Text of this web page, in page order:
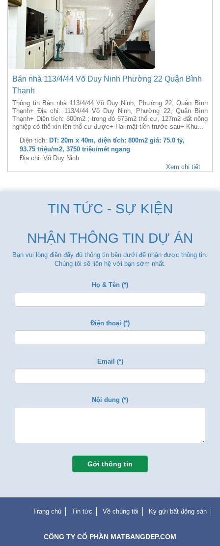
Bán nhà 113/4/44 Võ Duy Ninh Phường 22 Quận Bình
Thạnh
Thông tin Bán nhà 113/4/44 Võ Duy Ninh, Phường 22, Quận Bình
Thạnh+ Địa chỉ: 113/4/44 Võ Duy Ninh, Phường 22, Quận Bình
Thạnh+ Diện tích: 800m2 ; trong đó 673m2 thổ cư, 127m2 đất nông
nghiệp có thể xin lên thổ cư được+ Hai mặt tiền trước sau+ Khu...
Diện tích: DT: 20m x 40m, diện tích: 800m2 giá: 75.0 tỷ,
93.75 triệu/m2, 3750 triệu/mét ngang
Địa chỉ: Võ Duy Ninh
Xem chi tiết
TIN TỨC - SỰ KIỆN
NHẬN THÔNG TIN DỰ ÁN
Bạn vui lòng điền đẩy đủ thông tin bên dưới để nhận được thông tin.
Chúng tôi sẽ liên hệ với bạn sớm nhất.
Họ & Tên (*)
Điện thoại (*)
Email (*)
Nội dung (*)
Gởi thông tin
Trang chủ Tin tức Về chúng tôi Ký gửi bất động sản
CÔNG TY CỔ PHẦN MATBANGDEP.COM